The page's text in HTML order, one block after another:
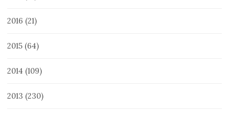
2016 (21)
2015 (64)
2014 (109)
2013 (230)